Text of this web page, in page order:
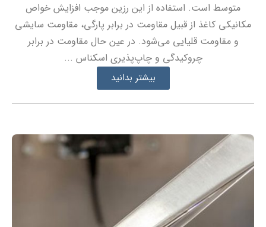
متوسط است. استفاده از این رزین موجب افزایش خواص
مکانیکی کاغذ از قبیل مقاومت در برابر پارگی، مقاومت سایشی
و مقاومت قلیایی می‌شود. در عین حال مقاومت در برابر
چروکیدگی و چاپ‌پذیری اسکناس ...
بیشتر بدانید